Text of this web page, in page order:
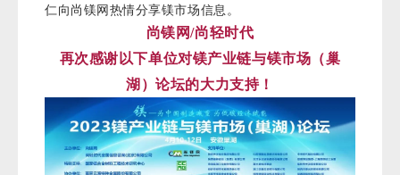
仁向尚镁网热情分享镁市场信息。
尚镁网/尚轻时代
再次感谢以下单位对镁产业链与镁市场（巢
湖）论坛的大力支持！